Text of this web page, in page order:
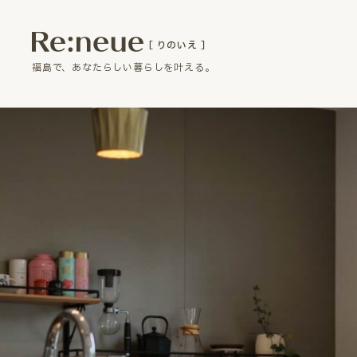
［ りのいえ ］
福島で、あなたらしい暮らしを叶える。